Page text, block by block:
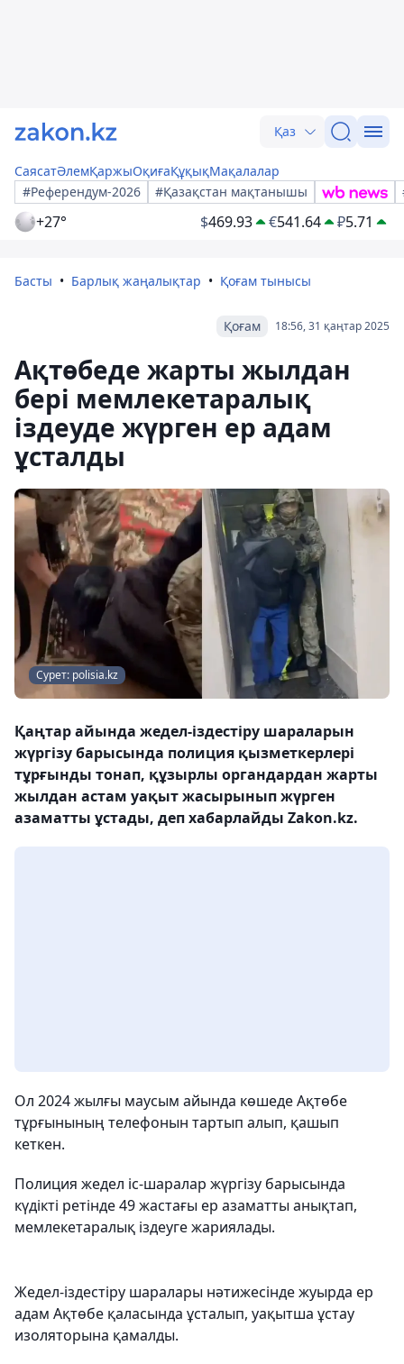
Қаз
СаясатӘлемҚаржыОқиғаҚұқықМақалалар
#Референдум-2026
#Қазақстан мақтанышы
+27° $469.93 €541.64 ₽5.71
Басты Барлық жаңалықтар Қоғам тынысы
18:56, 31 қаңтар 2025
Қоғам
Ақтөбеде жарты жылдан
бері мемлекетаралық
іздеуде жүрген ер адам
ұсталды
Сурет: polisia.kz
Қаңтар айында жедел-іздестіру шараларын
жүргізу барысында полиция қызметкерлері
тұрғынды тонап, құзырлы органдардан жарты
жылдан астам уақыт жасырынып жүрген
азаматты ұстады, деп хабарлайды Zakon.kz.
Ол 2024 жылғы маусым айында көшеде Ақтөбе
тұрғынының телефонын тартып алып, қашып
кеткен.
Полиция жедел іс-шаралар жүргізу барысында
күдікті ретінде 49 жастағы ер азаматты анықтап,
мемлекетаралық іздеуге жариялады.
Жедел-іздестіру шаралары нәтижесінде жуырда ер
адам Ақтөбе қаласында ұсталып, уақытша ұстау
изоляторына қамалды.